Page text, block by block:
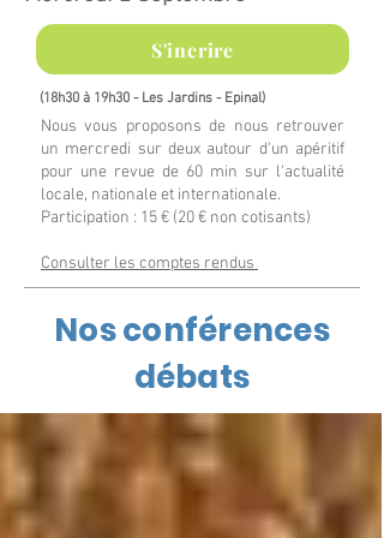
S'incrire
(18h30 à 19h30 - Les Jardins - Epinal)
Nous vous proposons de nous retrouver
un mercredi sur deux autour d'un apéritif
pour une revue de 60 min sur l'actualité
locale, nationale et internationale.
Participation : 15 € (20 € non cotisants)
Consulter les comptes rendus
Nos conférences
débats